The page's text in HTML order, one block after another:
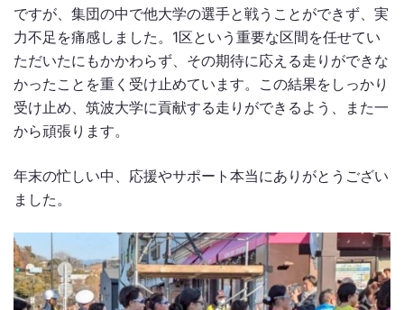
ですが、集団の中で他大学の選手と戦うことができず、実
力不足を痛感しました。1区という重要な区間を任せてい
ただいたにもかかわらず、その期待に応える走りができな
かったことを重く受け止めています。この結果をしっかり
受け止め、筑波大学に貢献する走りができるよう、また一
から頑張ります。
年末の忙しい中、応援やサポート本当にありがとうござい
ました。